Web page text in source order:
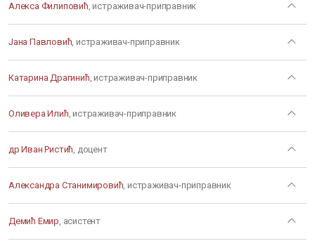
Алекса Филиповић, истраживач-приправник
Јана Павловић, истраживач-приправник
Катарина Драгинић, истраживач-приправник
Оливера Илић, истраживач-приправник
др Иван Ристић, доцент
Александра Станимировић, истраживач-приправник
Демић Емир, асистент